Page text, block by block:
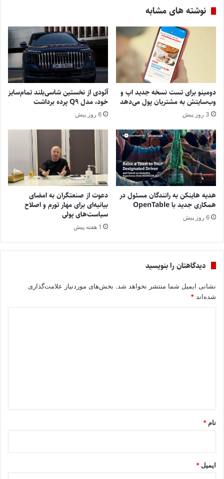
نوشته های مشابه
دومینو برای تست نسخه جدید اپ و
وب‌سایتش به مشتریان پول می‌دهد
3 روز پیش
آئودی از نخستین شاسی‌بلند تمام‌سایز
خود، مدل Q9 پرده برداشت
6 روز پیش
هدیه هاینکن به رانندگان مسئول در
همکاری جدید با OpenTable
6 روز پیش
دعوت از صنعتگران به امضای
بیانیه‌ای برای مهار تورم و اصلاح
سیاست‌های پولی
1 هفته پیش
دیدگاهتان را بنویسید
نشانی ایمیل شما منتشر نخواهد شد. بخش‌های موردنیاز علامت‌گذاری
شده‌اند *
نام *
ایمیل *